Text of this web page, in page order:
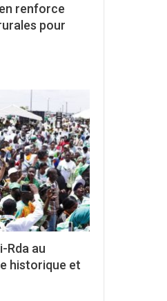
renforce
pour
Rda au
historique et